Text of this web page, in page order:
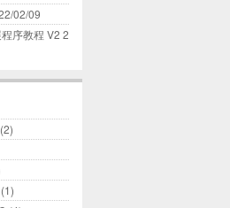
02/09
序教程 V2 2
(2)
(1)